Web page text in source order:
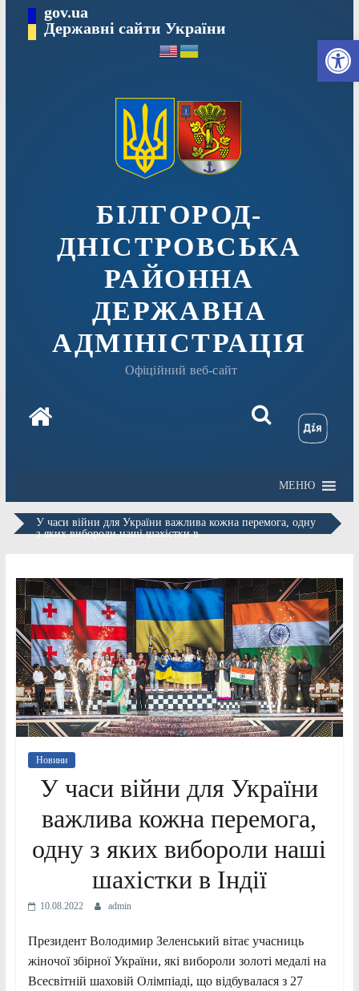
вмісту
gov.ua
Державні сайти України
БІЛГОРОД-
ДНІСТРОВСЬКА
РАЙОННА
ДЕРЖАВНА
АДМІНІСТРАЦІЯ
Офіційний веб-сайт
МЕНЮ
У часи війни для України важлива кожна перемога, одну
з яких вибороли наші шахістки в
Новини
У часи війни для України
важлива кожна перемога,
одну з яких вибороли наші
шахістки в Індії
10.08.2022 admin
Президент Володимир Зеленський вітає учасниць
жіночої збірної України, які вибороли золоті медалі на
Всесвітній шаховій Олімпіаді, що відбувалася з 27